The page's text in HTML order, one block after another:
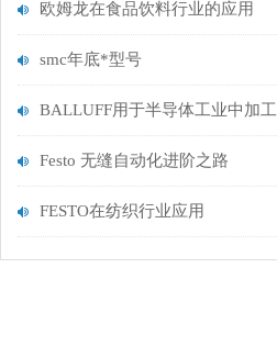
欧姆龙在食品饮料行业的应用
smc年底*型号
Festo 无缝自动化进阶之路
FESTO在纺织行业应用